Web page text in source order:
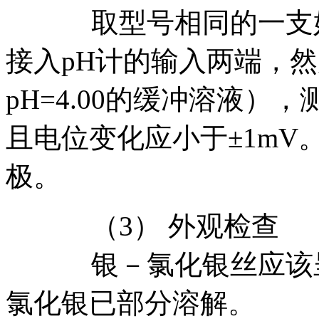
取型号相同的一支好
接入pH计的输入两端，
pH=4.00的缓冲溶液），
且电位变化应小于±1mV
极。
（3） 外观检查
银－氯化银丝应该呈
氯化银已部分溶解。